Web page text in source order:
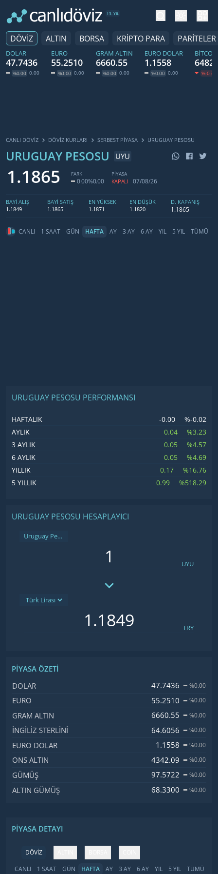
13. YIL
DÖVİZ ALTIN BORSA KRİPTO PARA PARİTELER
DOLAR
47.7436
%0.00 0.00
EURO
55.2510
%0.00 0.00
GRAM ALTIN
6660.55
%0.00 0.00
EURO DOLAR
1.1558
%0.00 0.00 %-0.30
CANLI DÖVİZ DÖVIZ KURLARI SERBEST PIYASA URUGUAY PESOSU
URUGUAY PESOSU UYU
1.1865 FARK
0.00%0.00
PİYASA
KAPALI 07/08/26
BAYİ ALIŞ
1.1849
BAYİ SATIŞ
1.1865
EN YÜKSEK
1.1871
EN DÜŞÜK
1.1820
D. KAPANIŞ
1.1865
CANLI 1 SAAT GÜN HAFTA AY 3 AY 6 AY YIL 5 YIL TÜMÜ
URUGUAY PESOSU PERFORMANSI
HAFTALIK -0.00
%-0.02
AYLIK
0.04
%3.23
3 AYLIK
0.05
%4.57
6 AYLIK
0.05
%4.69
YILLIK
0.17
%16.76
5 YILLIK
0.99 %518.29
URUGUAY PESOSU HESAPLAYICI
Uruguay Pesosu
UYU
TRY
PIYASA ÖZETI
İsim, Kod
DOLAR 47.7436 %0.00
EURO 55.2510 %0.00
GRAM ALTIN 6660.55 %0.00
İNGILIZ STERLINI 64.6056 %0.00
EURO DOLAR 1.1558 %0.00
ONS ALTIN 4342.09 %0.00
GÜMÜŞ 97.5722 %0.00
ALTIN GÜMÜŞ 68.3300 %0.00
PIYASA DETAYI
DÖVİZ
CANLI
1 SAAT GÜN HAFTA AY 3 AY 6 AY YIL 5 YIL TÜMÜ